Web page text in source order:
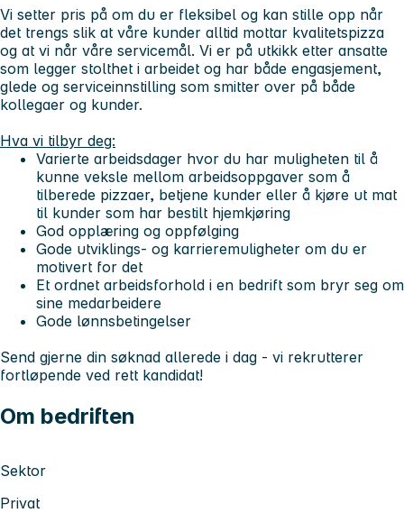
Vi setter pris på om du er fleksibel og kan stille opp når
det trengs slik at våre kunder alltid mottar kvalitetspizza
og at vi når våre servicemål. Vi er på utkikk etter ansatte
som legger stolthet i arbeidet og har både engasjement,
glede og serviceinnstilling som smitter over på både
kollegaer og kunder.
Hva vi tilbyr deg:
Varierte arbeidsdager hvor du har muligheten til å
kunne veksle mellom arbeidsoppgaver som å
tilberede pizzaer, betjene kunder eller å kjøre ut mat
til kunder som har bestilt hjemkjøring
God opplæring og oppfølging
Gode utviklings- og karrieremuligheter om du er
motivert for det
Et ordnet arbeidsforhold i en bedrift som bryr seg om
sine medarbeidere
Gode lønnsbetingelser
Send gjerne din søknad allerede i dag - vi rekrutterer
fortløpende ved rett kandidat!
Om bedriften
Sektor
Privat